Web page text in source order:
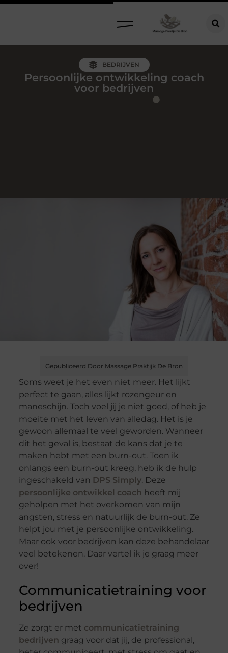
BEDRIJVEN
Persoonlijke ontwikkeling coach
voor bedrijven
Gepubliceerd Door Massage Praktijk De Bron
Soms weet je het even niet meer. Het lijkt
perfect te gaan, alles lijkt rozengeur en
maneschijn. Toch voel jij je niet goed, of heb je
moeite met het leven van alledag. Het is je
gewoon allemaal te veel geworden. Wanneer
dit het geval is, bestaat de kans dat je te
maken hebt met een burn-out. Toen ik
onlangs een burn-out kreeg, heb ik de hulp
ingeschakeld van DPS Simply. Deze
persoonlijke ontwikkel coach heeft mij
geholpen met het overkomen van mijn
angsten, stress en natuurlijk de burn-out. Ze
helpt jou met je persoonlijke ontwikkeling.
Maar ook voor bedrijven kan deze behandelaar
veel betekenen. Daar vertel ik je graag meer
over!
Communicatietraining voor
bedrijven
Ze zorgt er met communicatietraining
bedrijven graag voor dat jij, de professional,